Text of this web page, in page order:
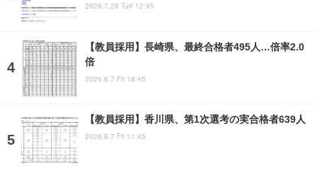
2026.7.28 Tue 12:45
【教員採用】長崎県、最終合格者495人…倍率2.0
倍
2026.8.7 Fri 18:45
【教員採用】香川県、第1次選考の実合格者639人
2026.8.7 Fri 11:45